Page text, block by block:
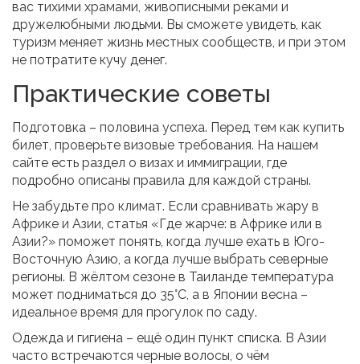
вас тихими храмами, живописными реками и
дружелюбными людьми. Вы сможете увидеть, как
туризм меняет жизнь местных сообществ, и при этом
не потратите кучу денег.
Практические советы
Подготовка – половина успеха. Перед тем как купить
билет, проверьте визовые требования. На нашем
сайте есть раздел о визах и иммиграции, где
подробно описаны правила для каждой страны.
Не забудьте про климат. Если сравнивать жару в
Африке и Азии, статья «Где жарче: в Африке или в
Азии?» поможет понять, когда лучше ехать в Юго-
Восточную Азию, а когда лучше выбрать северные
регионы. В жёлтом сезоне в Таиланде температура
может подниматься до 35°C, а в Японии весна –
идеальное время для прогулок по саду.
Одежда и гигиена – ещё один пункт списка. В Азии
часто встречаются черные волосы, о чём